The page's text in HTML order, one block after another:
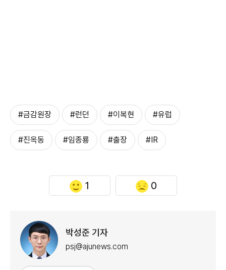
#금감원장 #런던 #이복현 #유럽
#진옥동 #임종룡 #출장 #IR
1 0
박성준 기자
psj@ajunews.com